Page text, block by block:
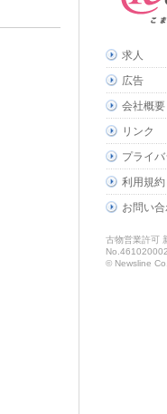
求人
広告
会社概要
リンク
プライ
利用規約
お問い
古物営業許可
© Newsline